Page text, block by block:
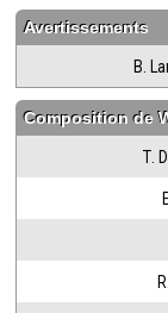
Avertissements
B.
Composition de
T.